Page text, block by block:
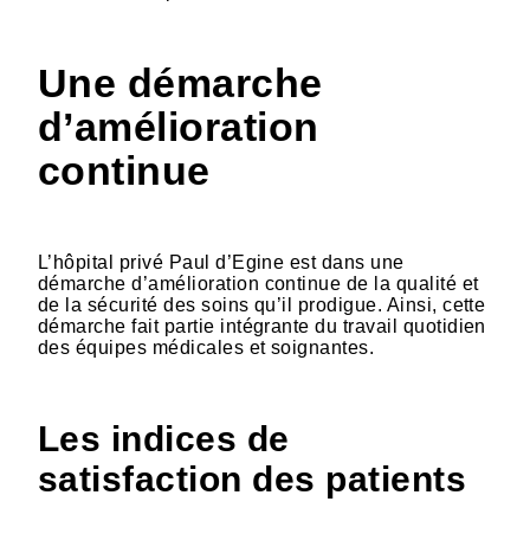
Une démarche
d’amélioration
continue
L’hôpital privé Paul d’Egine est dans une
démarche d’amélioration continue de la qualité et
de la sécurité des soins qu’il prodigue. Ainsi, cette
démarche fait partie intégrante du travail quotidien
des équipes médicales et soignantes.
Les indices de
satisfaction des patients